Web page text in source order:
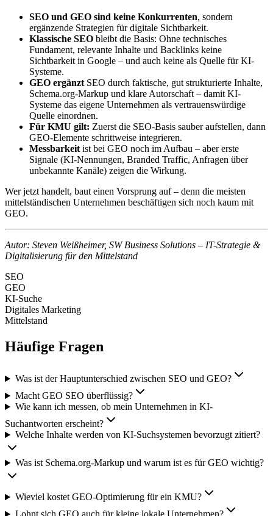
SEO und GEO sind keine Konkurrenten, sondern
ergänzende Strategien für digitale Sichtbarkeit.
Klassische SEO bleibt die Basis: Ohne technisches
Fundament, relevante Inhalte und Backlinks keine
Sichtbarkeit in Google – und auch keine als Quelle für KI-
Systeme.
GEO ergänztSEO durch faktische, gut strukturierte Inhalte,
Schema.org-Markup und klare Autorschaft – damit KI-
Systeme das eigene Unternehmen als vertrauenswürdige
Quelle einordnen.
Für KMU gilt: Zuerst die SEO-Basis sauber aufstellen, dann
GEO-Elemente schrittweise integrieren.
Messbarkeitist bei GEO noch im Aufbau – aber erste
Signale (KI-Nennungen, Branded Traffic, Anfragen über
unbekannte Kanäle) zeigen die Wirkung.
Wer jetzt handelt, baut einen Vorsprung auf – denn die meisten
mittelständischen Unternehmen beschäftigen sich noch kaum mit
GEO.
Autor: Steven Weißheimer, SW Business Solutions – IT-Strategie &
Digitalisierung für den Mittelstand
SEO
GEO
KI-Suche
Digitales Marketing
Mittelstand
Häufige Fragen
Was ist der Hauptunterschied zwischen SEO und GEO?
Macht GEO SEO überflüssig?
Wie kann ich messen, ob mein Unternehmen in KI-
Suchantworten erscheint?
Welche Inhalte werden von KI-Suchsystemen bevorzugt zitiert?
Was ist Schema.org-Markup und warum ist es für GEO wichtig?
Wieviel kostet GEO-Optimierung für ein KMU?